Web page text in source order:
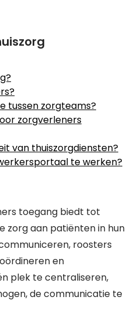
tussen zorgteams?
zorgverleners
van thuiszorgdiensten?
te werken?
toegang biedt tot
zorg aan patiënten in hun
roosters
en
plek te centraliseren,
de communicatie te